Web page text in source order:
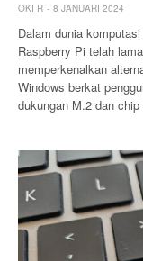
OKI R 8 JANUARI 2024
Dalam dunia
Raspberry Pi telah
memperkenalkan
Windows berkat
dukungan M.2 dan